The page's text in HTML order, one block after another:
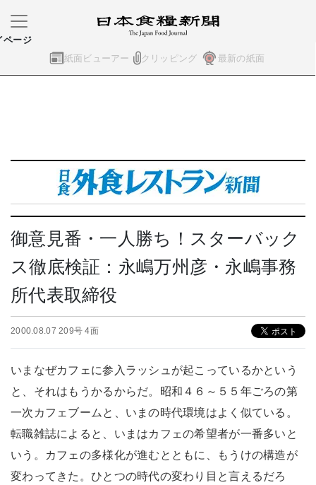
紙面ビューアー クリッピング 最新の紙面
ページ
御意見番・一人勝ち！スターバック
ス徹底検証：永嶋万州彦・永嶋事務
所代表取締役
2000.08.07 209号 4面
いまなぜカフェに参入ラッシュが起こっているかという
と、それはもうかるからだ。昭和４６～５５年ごろの第
一次カフェブームと、いまの時代環境はよく似ている。
転職雑誌によると、いまはカフェの希望者が一番多いと
いう。カフェの多様化が進むとともに、もうけの構造が
変わってきた。ひとつの時代の変わり目と言えるだろ